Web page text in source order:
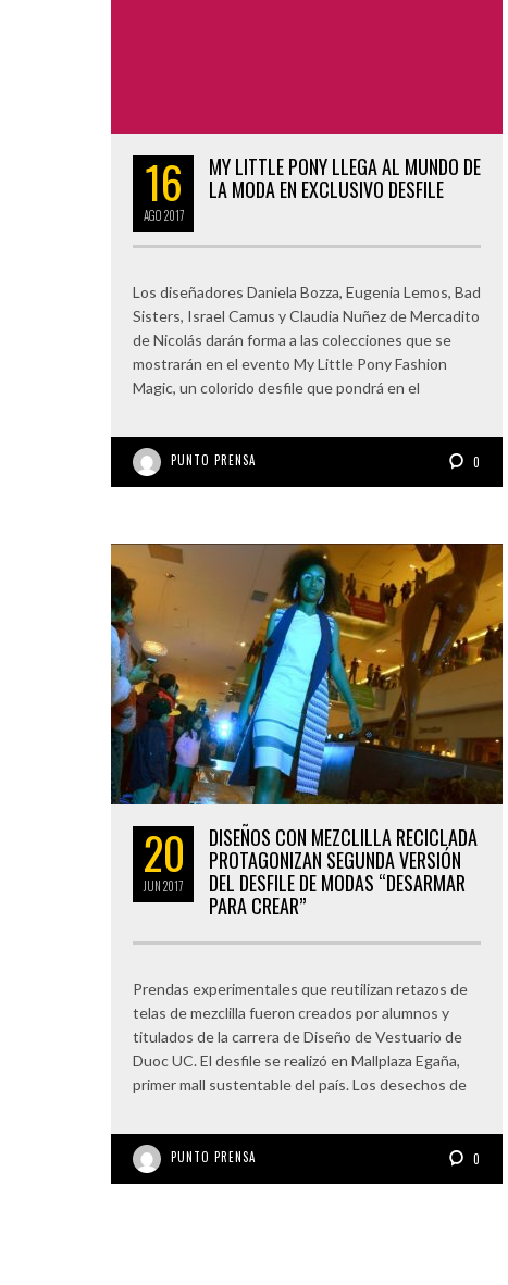
16
AGO2017
MY LITTLE PONY LLEGA AL MUNDO DE
LA MODA EN EXCLUSIVO DESFILE
Los diseñadores Daniela Bozza, Eugenia Lemos, Bad
Sisters, Israel Camus y Claudia Nuñez de Mercadito
de Nicolás darán forma a las colecciones que se
mostrarán en el evento My Little Pony Fashion
Magic, un colorido desfile que pondrá en el
PUNTO PRENSA 0
20
JUN2017
DISEÑOS CON MEZCLILLA RECICLADA
PROTAGONIZAN SEGUNDA VERSIÓN
DEL DESFILE DE MODAS “DESARMAR
PARA CREAR”
Prendas experimentales que reutilizan retazos de
telas de mezclilla fueron creados por alumnos y
titulados de la carrera de Diseño de Vestuario de
Duoc UC. El desfile se realizó en Mallplaza Egaña,
primer mall sustentable del país. Los desechos de
PUNTO PRENSA 0